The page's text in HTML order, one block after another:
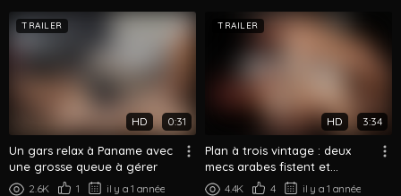
TRAILER
HD 0:31
Un gars relax à Paname avec
une grosse queue à gérer
2.6K 1 il y a 1 année
TRAILER
HD 3:34
Plan à trois vintage : deux
mecs arabes fistent et
baisent un twink français
4.4K 4 il y a 1 année